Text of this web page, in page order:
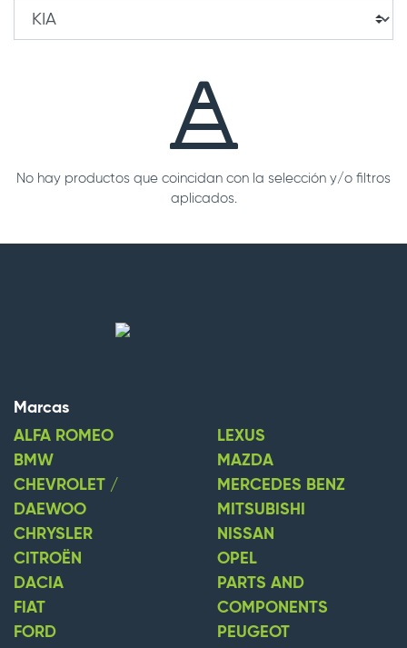
No hay productos que coincidan con la selección y/o filtros
aplicados.
Marcas
ALFA ROMEO
BMW
CHEVROLET /
DAEWOO
CHRYSLER
CITROËN
DACIA
FIAT
FORD
LEXUS
MAZDA
MERCEDES BENZ
MITSUBISHI
NISSAN
OPEL
PARTS AND
COMPONENTS
PEUGEOT